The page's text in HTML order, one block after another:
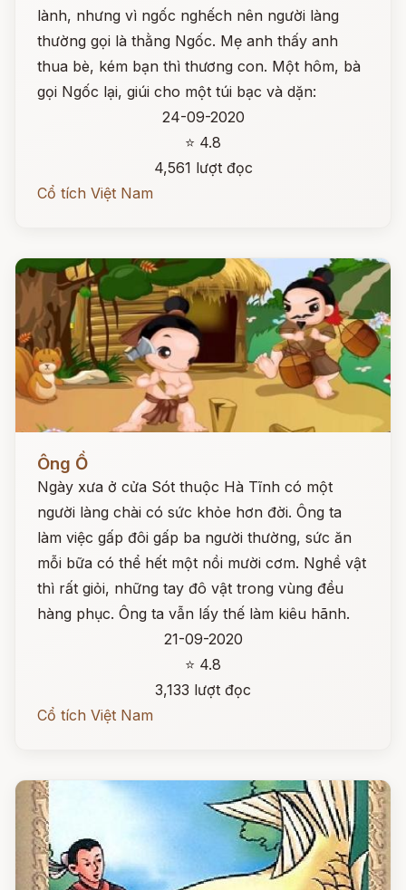
lành, nhưng vì ngốc nghếch nên người làng
thường gọi là thằng Ngốc. Mẹ anh thấy anh
thua bè, kém bạn thì thương con. Một hôm, bà
gọi Ngốc lại, giúi cho một túi bạc và dặn:
24-09-2020
⭐ 4.8
4,561 lượt đọc
Cổ tích Việt Nam
Đọc ngay
Ông Ồ
Ngày xưa ở cửa Sót thuộc Hà Tĩnh có một
người làng chài có sức khỏe hơn đời. Ông ta
làm việc gấp đôi gấp ba người thường, sức ăn
mỗi bữa có thể hết một nồi mười cơm. Nghề vật
thì rất giỏi, những tay đô vật trong vùng đều
hàng phục. Ông ta vẫn lấy thế làm kiêu hãnh.
21-09-2020
⭐ 4.8
3,133 lượt đọc
Cổ tích Việt Nam